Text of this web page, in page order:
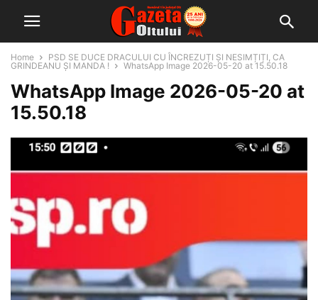
Home
PSD SE DUCE DRACULUI CU ÎNCREZUȚI ȘI NESIMȚIȚI, CA
GRINDEANU ȘI MANDA !
WhatsApp Image 2026-05-20 at 15.50.18
WhatsApp Image 2026-05-20 at
15.50.18